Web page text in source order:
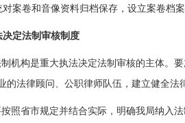
案卷和音像资料归档保存，设立案卷档
定法制审核制度
机构是重大执法决定法制审核的主体。
的法律顾问、公职律师队伍，建立健全
照省市规定并结合实际，明确我局纳入